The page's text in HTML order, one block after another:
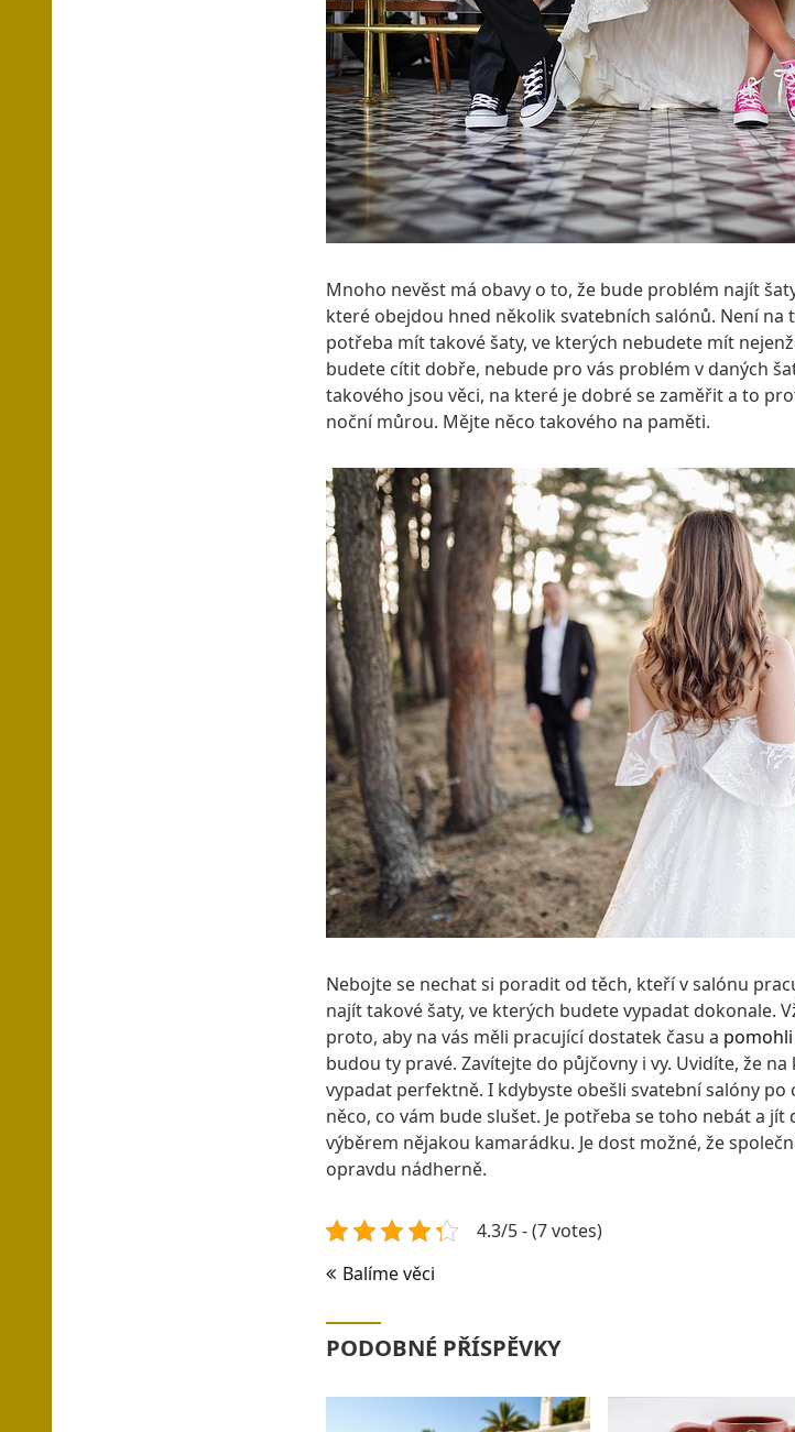
Mnoho nevěst má obavy o to, že bude problém najít
které obejdou hned několik svatebních salónů. Není
potřeba mít takové šaty, ve kterých nebudete mít
budete cítit dobře, nebude pro vás problém v daných
takového jsou věci, na které je dobré se zaměřit a to
noční můrou. Mějte něco takového na paměti.
Nebojte se nechat si poradit od těch, kteří v salónu
najít takové šaty, ve kterých budete vypadat dokonale.
proto, aby na vás měli pracující dostatek času a pomohli
budou ty pravé. Zavítejte do půjčovny i vy. Uvidíte, že
vypadat perfektně. I kdybyste obešli svatební salóny po
něco, co vám bude slušet. Je potřeba se toho nebát a
výběrem nějakou kamarádku. Je dost možné, že
opravdu nádherně.
4.3/5 - (7 votes)
Navigace
příspěvek
Balíme věci
PODOBNÉ PŘÍSPĚVKY